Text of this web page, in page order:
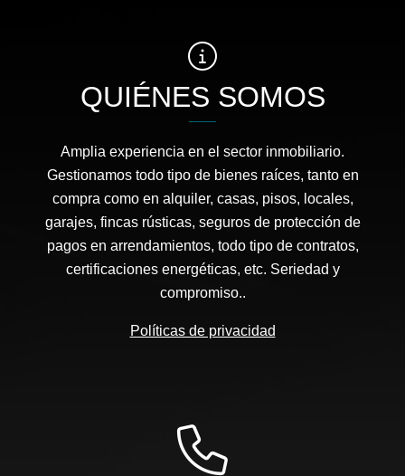
QUIÉNES SOMOS
Amplia experiencia en el sector inmobiliario.
Gestionamos todo tipo de bienes raíces, tanto en
compra como en alquiler, casas, pisos, locales,
garajes, fincas rústicas, seguros de protección de
pagos en arrendamientos, todo tipo de contratos,
certificaciones energéticas, etc. Seriedad y
compromiso..
Políticas de privacidad